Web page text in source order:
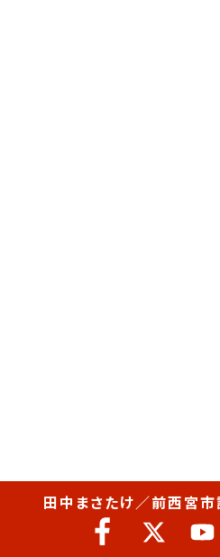
田中まさたけ／前西宮市